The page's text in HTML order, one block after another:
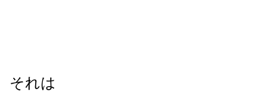
それは